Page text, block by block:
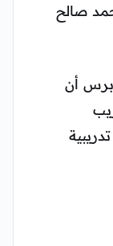
صالح
أن